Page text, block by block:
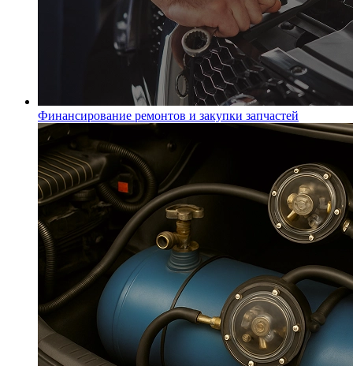
Финансирование ремонтов и закупки запчастей